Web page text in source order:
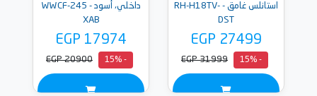
استانلس غامق - RH-H18TV-
DST
EGP 27499
- 15%
EGP 31999
داخلي، أسود - WWCF-245
XAB
EGP 17974
- 15%
EGP 20900